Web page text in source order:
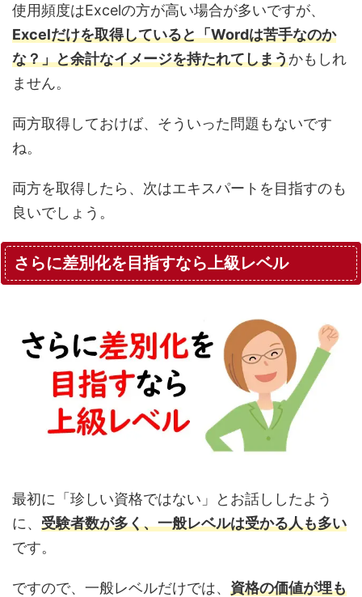
使用頻度はExcelの方が高い場合が多いですが、
Excelだけを取得していると「Wordは苦手なのか
な？」と余計なイメージを持たれてしまうかもしれ
ません。
両方取得しておけば、そういった問題もないです
ね。
両方を取得したら、次はエキスパートを目指すのも
良いでしょう。
さらに差別化を目指すなら上級レベル
最初に「珍しい資格ではない」とお話ししたよう
に、 受験者数が多く、一般レベルは受かる人も多い
です。
ですので、一般レベルだけでは、 資格の価値が埋も